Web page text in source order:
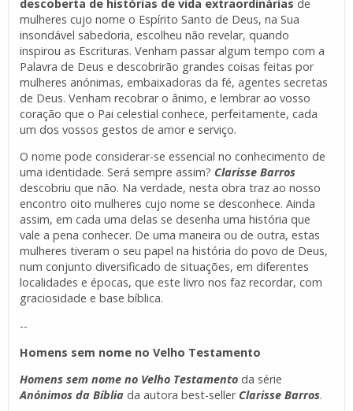
descoberta de histórias de vida extraordinárias de
mulheres cujo nome o Espírito Santo de Deus, na Sua
insondável sabedoria, escolheu não revelar, quando
inspirou as Escrituras. Venham passar algum tempo com a
Palavra de Deus e descobrirão grandes coisas feitas por
mulheres anónimas, embaixadoras da fé, agentes secretas
de Deus. Venham recobrar o ânimo, e lembrar ao vosso
coração que o Pai celestial conhece, perfeitamente, cada
um dos vossos gestos de amor e serviço.
O nome pode considerar-se essencial no conhecimento de
uma identidade. Será sempre assim? Clarisse Barros
descobriu que não. Na verdade, nesta obra traz ao nosso
encontro oito mulheres cujo nome se desconhece. Ainda
assim, em cada uma delas se desenha uma história que
vale a pena conhecer. De uma maneira ou de outra, estas
mulheres tiveram o seu papel na história do povo de Deus,
num conjunto diversificado de situações, em diferentes
localidades e épocas, que este livro nos faz recordar, com
graciosidade e base bíblica.
--
Homens sem nome no Velho Testamento
Homens sem nome no Velho Testamento da série
Anónimos da Bíblia da autora best-seller Clarisse Barros.